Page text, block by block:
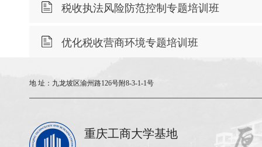
税收执法风险防范控制专题培训班
优化税收营商环境专题培训班
地 址： 九龙坡区渝州路126号附8-3-1-1号
重庆工商大学基地